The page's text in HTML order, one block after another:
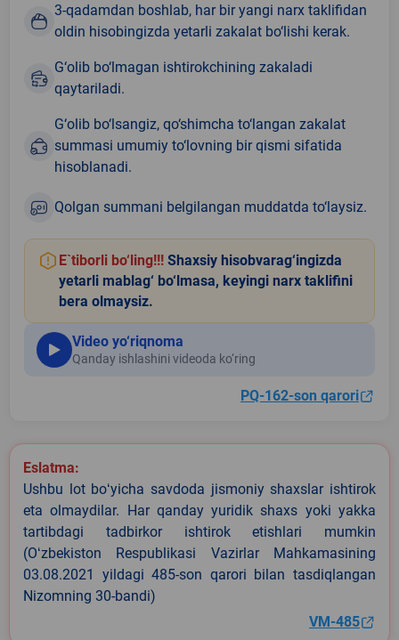
3-qadamdan boshlab, har bir yangi narx taklifidan
oldin hisobingizda yetarli zakalat bo‘lishi kerak.
G‘olib bo‘lmagan ishtirokchining zakaladi
qaytariladi.
G‘olib bo‘lsangiz, qo‘shimcha to‘langan zakalat
summasi umumiy to‘lovning bir qismi sifatida
hisoblanadi.
Qolgan summani belgilangan muddatda to‘laysiz.
E`tiborli bo‘ling!!! Shaxsiy hisobvarag‘ingizda
yetarli mablag‘ bo‘lmasa, keyingi narx taklifini
bera olmaysiz.
Video yo‘riqnoma
Qanday ishlashini videoda ko‘ring
PQ-162-son qarori
Eslatma:
Ushbu lot boʻyicha savdoda jismoniy shaxslar ishtirok
eta olmaydilar. Har qanday yuridik shaxs yoki yakka
tartibdagi tadbirkor ishtirok etishlari mumkin
(Oʻzbekiston Respublikasi Vazirlar Mahkamasining
03.08.2021 yildagi 485-son qarori bilan tasdiqlangan
Nizomning 30-bandi)
VM-485